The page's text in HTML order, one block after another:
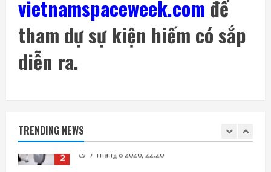
vietnamspaceweek.com để
tham dự sự kiện hiếm có sắp
diễn ra.
TRENDING NEWS
5 7 Tháng 8 2026, 08:18
1
SoftBank không chỉ đầu tư vào AI mà còn
lãi lớn nhờ mua cổ phần Intel
2
DeepSeek đầu tư vào Unitree, hợp tác phát